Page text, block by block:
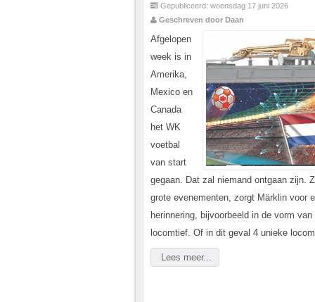
Gepubliceerd: woensdag 17 juni 2026
Geschreven door Daan
Afgelopen
week is in
Amerika,
Mexico en
Canada
het WK
voetbal
van start
gegaan. Dat zal niemand ontgaan zijn.
grote evenementen, zorgt Märklin voor
herinnering, bijvoorbeeld in de vorm
locomtief. Of in dit geval 4 unieke
Lees meer...